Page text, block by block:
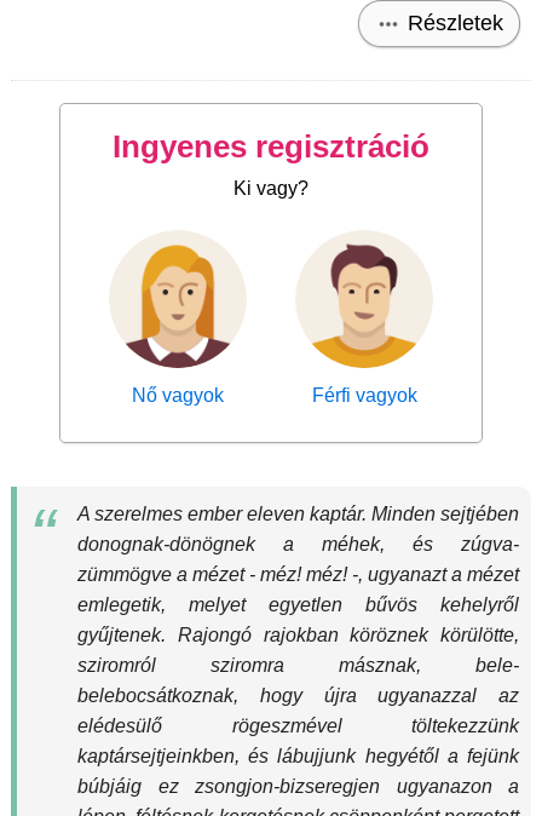
Részletek
Ingyenes regisztráció
Ki vagy?
Nő vagyok Férfi vagyok
A szerelmes ember eleven kaptár. Minden sejtjében
donognak-dönögnek a méhek, és zúgva-
zümmögve a mézet - méz! méz! -, ugyanazt a mézet
emlegetik, melyet egyetlen bűvös kehelyről
gyűjtenek. Rajongó rajokban köröznek körülötte,
sziromról sziromra másznak, bele-
belebocsátkoznak, hogy újra ugyanazzal az
elédesülő rögeszmével töltekezzünk
kaptársejtjeinkben, és lábujjunk hegyétől a fejünk
búbjáig ez zsongjon-bizseregjen ugyanazon a